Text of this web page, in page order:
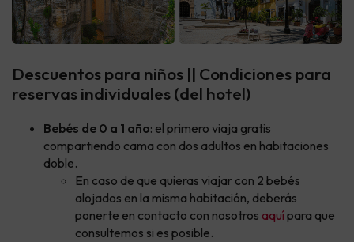
Descuentos para niños || Condiciones para
reservas individuales (del hotel)
Bebés de 0 a 1 año: el primero viaja gratis
compartiendo cama con dos adultos en habitaciones
doble.
En caso de que quieras viajar con 2 bebés
alojados en la misma habitación, deberás
ponerte en contacto con nosotros aquípara que
consultemos si es posible.